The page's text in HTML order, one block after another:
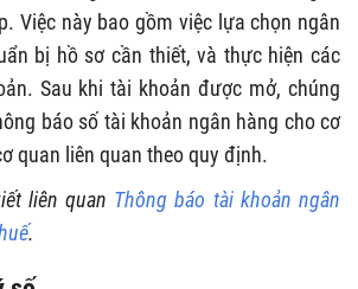
Việc này bao gồm việc lựa chọn ngân
bị hồ sơ cần thiết, và thực hiện các
Sau khi tài khoản được mở, chúng
báo số tài khoản ngân hàng cho cơ
quan liên quan theo quy định.
liên quan Thông báo tài khoản ngân
.